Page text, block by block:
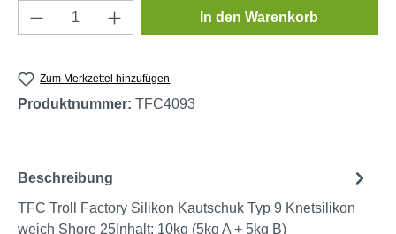
Produkt Anzahl: Gib den gewünschten
In den Warenkorb
Zum Merkzettel hinzufügen
Produktnummer: TFC4093
Beschreibung
TFC Troll Factory Silikon Kautschuk Typ 9 Knetsilikon
weich Shore 25Inhalt: 10kg (5kg A + 5kg B)